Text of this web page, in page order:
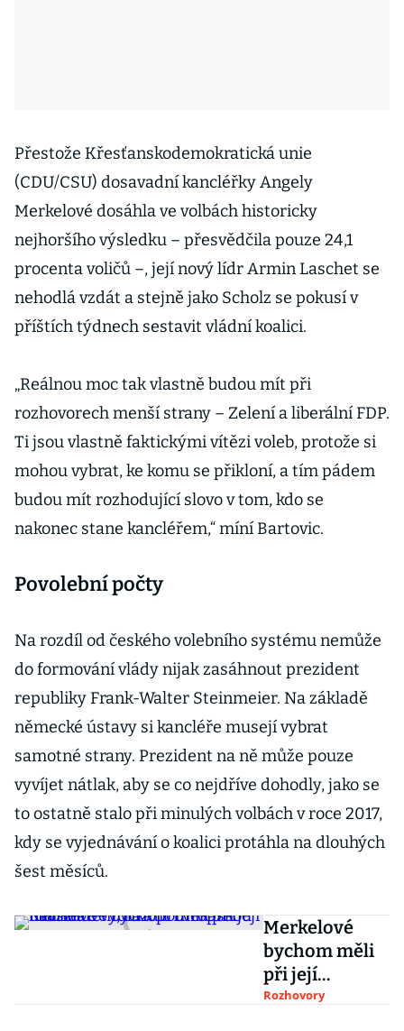
Přestože Křesťanskodemokratická unie
(CDU/CSU) dosavadní kancléřky Angely
Merkelové dosáhla ve volbách historicky
nejhoršího výsledku – přesvědčila pouze 24,1
procenta voličů –, její nový lídr Armin Laschet se
nehodlá vzdát a stejně jako Scholz se pokusí v
příštích týdnech sestavit vládní koalici.
„Reálnou moc tak vlastně budou mít při
rozhovorech menší strany – Zelení a liberální FDP.
Ti jsou vlastně faktickými vítězi voleb, protože si
mohou vybrat, ke komu se přikloní, a tím pádem
budou mít rozhodující slovo v tom, kdo se
nakonec stane kancléřem,“ míní Bartovic.
Povolební počty
Na rozdíl od českého volebního systému nemůže
do formování vlády nijak zasáhnout prezident
republiky Frank-Walter Steinmeier. Na základě
německé ústavy si kancléře musejí vybrat
samotné strany. Prezident na ně může pouze
vyvíjet nátlak, aby se co nejdříve dohodly, jako se
to ostatně stalo při minulých volbách v roce 2017,
kdy se vyjednávání o koalici protáhla na dlouhých
šest měsíců.
Merkelové
bychom měli
při její
návštěvě
Rozhovory